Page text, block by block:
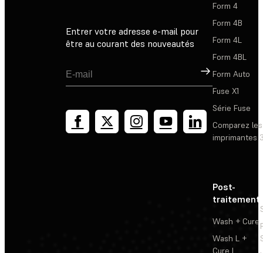
Entrer votre adresse e-mail pour
être au courant des nouveautés
Inscription
Form 4
Form 4B
Form 4L
Form 4BL
Form Auto
Fuse X1
Série Fuse
Comparez les
imprimantes
Post-
traitement
Wash + Cure
Wash L +
Cure L